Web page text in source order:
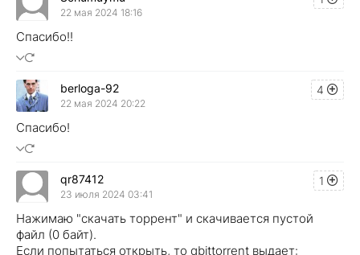
22 мая 2024 18:16
Спасибо!!
4
berloga-92
22 мая 2024 20:22
Спасибо!
1
qr87412
23 июля 2024 03:41
Нажимаю "скачать торрент" и скачивается пустой
файл (0 байт).
Если попытаться открыть, то qbittorrent выдает: